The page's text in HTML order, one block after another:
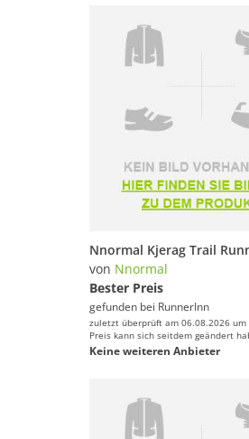
von Nnormal
Bester Preis
gefunden bei RunnerInn
zuletzt überprüft am 06.08.2026 um
Preis kann sich seitdem geändert
Keine weiteren Anbieter